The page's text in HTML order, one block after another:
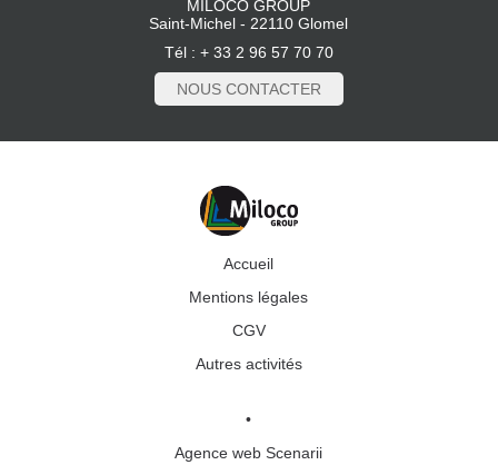
MILOCO GROUP
Saint-Michel - 22110 Glomel
Tél : + 33 2 96 57 70 70
NOUS CONTACTER
Accueil
Mentions légales
CGV
Autres activités
•
Agence web Scenarii